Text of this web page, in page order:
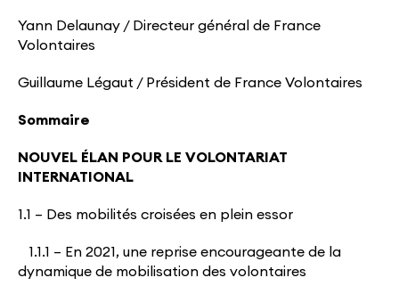
Yann Delaunay / Directeur général de France
Volontaires
Guillaume Légaut / Président de France Volontaires
Sommaire
NOUVEL ÉLAN POUR LE VOLONTARIAT
INTERNATIONAL
1.1 – Des mobilités croisées en plein essor
1.1.1 – En 2021, une reprise encourageante de la
dynamique de mobilisation des volontaires